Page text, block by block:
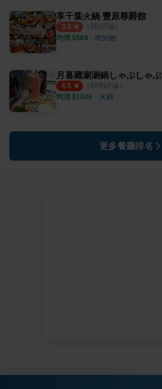
享千葉火鍋 豐原尊爵館
3.5 （ 9則評論）
均消 $569 ・ 吃到飽
月暮藏涮涮鍋しゃぶしゃぶ
4.5 （ 49則評論）
均消 $1000 ・ 火鍋
更多餐廳排名